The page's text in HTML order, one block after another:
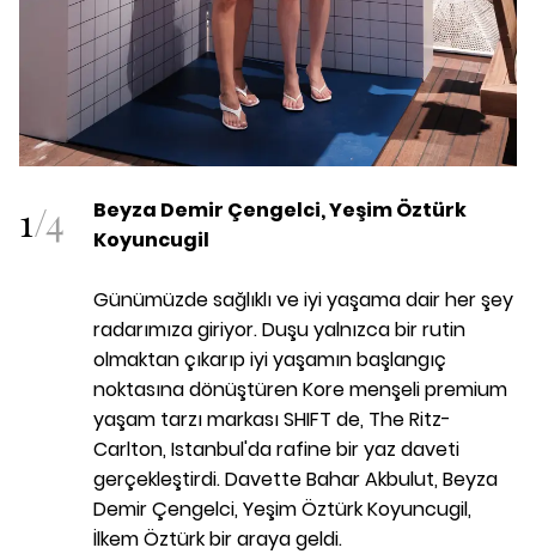
1/4
Beyza Demir Çengelci, Yeşim Öztürk
Koyuncugil
Günümüzde sağlıklı ve iyi yaşama dair her şey
radarımıza giriyor. Duşu yalnızca bir rutin
olmaktan çıkarıp iyi yaşamın başlangıç
noktasına dönüştüren Kore menşeli premium
yaşam tarzı markası SHIFT de, The Ritz-
Carlton, Istanbul'da rafine bir yaz daveti
gerçekleştirdi. Davette Bahar Akbulut, Beyza
Demir Çengelci, Yeşim Öztürk Koyuncugil,
İlkem Öztürk bir araya geldi.